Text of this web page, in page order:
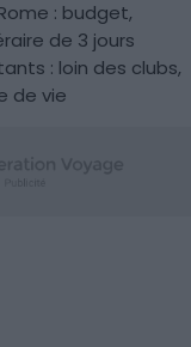
: budget,
de 3 jours
: loin des clubs,
de vie